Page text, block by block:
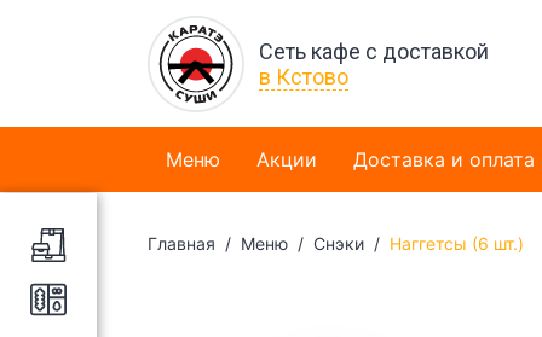
Сеть кафе с доставкой
в Кстово
Меню Акции Доставка и оплата
Главная Меню Снэки Наггетсы (6 шт.)